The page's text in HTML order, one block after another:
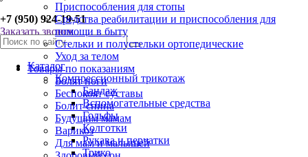
Приспособления для стопы
Средства реабилитации и приспособления для
помощи в быту
Стельки и полустельки ортопедические
Уход за телом
Товары по показаниям
Болят ноги
Беспокоят суставы
Болит спина
Будущим мамам
Варикоз
Для мам и малышей
+7 (950) 924-19-51
Заказать звонок
Каталог
Компрессионный трикотаж
Бандаж
Вспомогательные средства
Гольфы
Колготки
Рукава и перчатки
Трико